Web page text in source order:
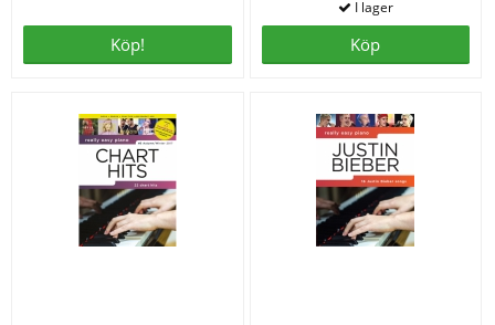
Köp! Köp